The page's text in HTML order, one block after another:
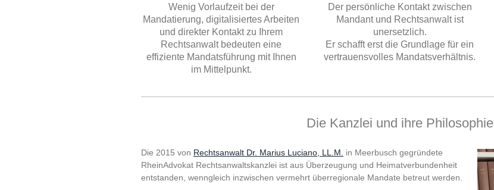
Wenig Vorlaufzeit bei der
Mandatierung, digitalisiertes Arbeiten
und direkter Kontakt zu Ihrem
Rechtsanwalt bedeuten eine
effiziente Mandatsführung mit Ihnen
im Mittelpunkt.
Der persönliche Kontakt zwischen
Mandant und Rechtsanwalt ist
unersetzlich.
Er schafft erst die Grundlage für ein
vertrauensvolles Mandatsverhältnis.
Die Kanzlei und ihre Philosophie
Die 2015 von Rechtsanwalt Dr. Marius Luciano, LL.M.
in Meerbusch gegründete
RheinAdvokat Rechtsanwaltskanzlei ist aus Überzeugung und Heimatverbundenheit
entstanden, wenngleich inzwischen vermehrt überregionale Mandate betreut werden.